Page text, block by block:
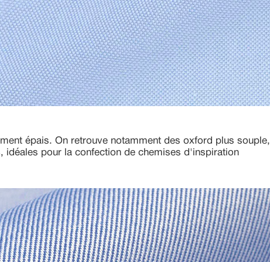
épais. On retrouve notamment des oxford plus souple,
idéales pour la confection de chemises d'inspiration